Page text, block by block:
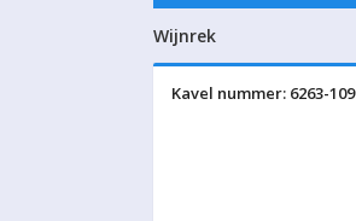
Wijnrek
Kavel nummer: 6263-109